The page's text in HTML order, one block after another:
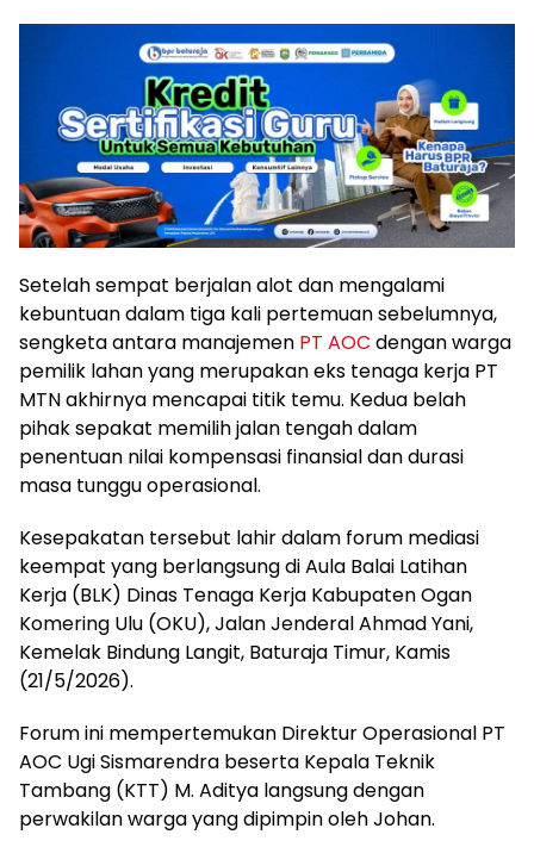
Setelah sempat berjalan alot dan mengalami
kebuntuan dalam tiga kali pertemuan sebelumnya,
sengketa antara manajemen PT AOC dengan warga
pemilik lahan yang merupakan eks tenaga kerja PT
MTN akhirnya mencapai titik temu. Kedua belah
pihak sepakat memilih jalan tengah dalam
penentuan nilai kompensasi finansial dan durasi
masa tunggu operasional.
Kesepakatan tersebut lahir dalam forum mediasi
keempat yang berlangsung di Aula Balai Latihan
Kerja (BLK) Dinas Tenaga Kerja Kabupaten Ogan
Komering Ulu (OKU), Jalan Jenderal Ahmad Yani,
Kemelak Bindung Langit, Baturaja Timur, Kamis
(21/5/2026).
Forum ini mempertemukan Direktur Operasional PT
AOC Ugi Sismarendra beserta Kepala Teknik
Tambang (KTT) M. Aditya langsung dengan
perwakilan warga yang dipimpin oleh Johan.